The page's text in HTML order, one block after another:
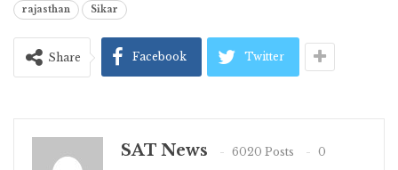
rajasthan
Sikar
Share Facebook Twitter
SAT News 6020 Posts
0